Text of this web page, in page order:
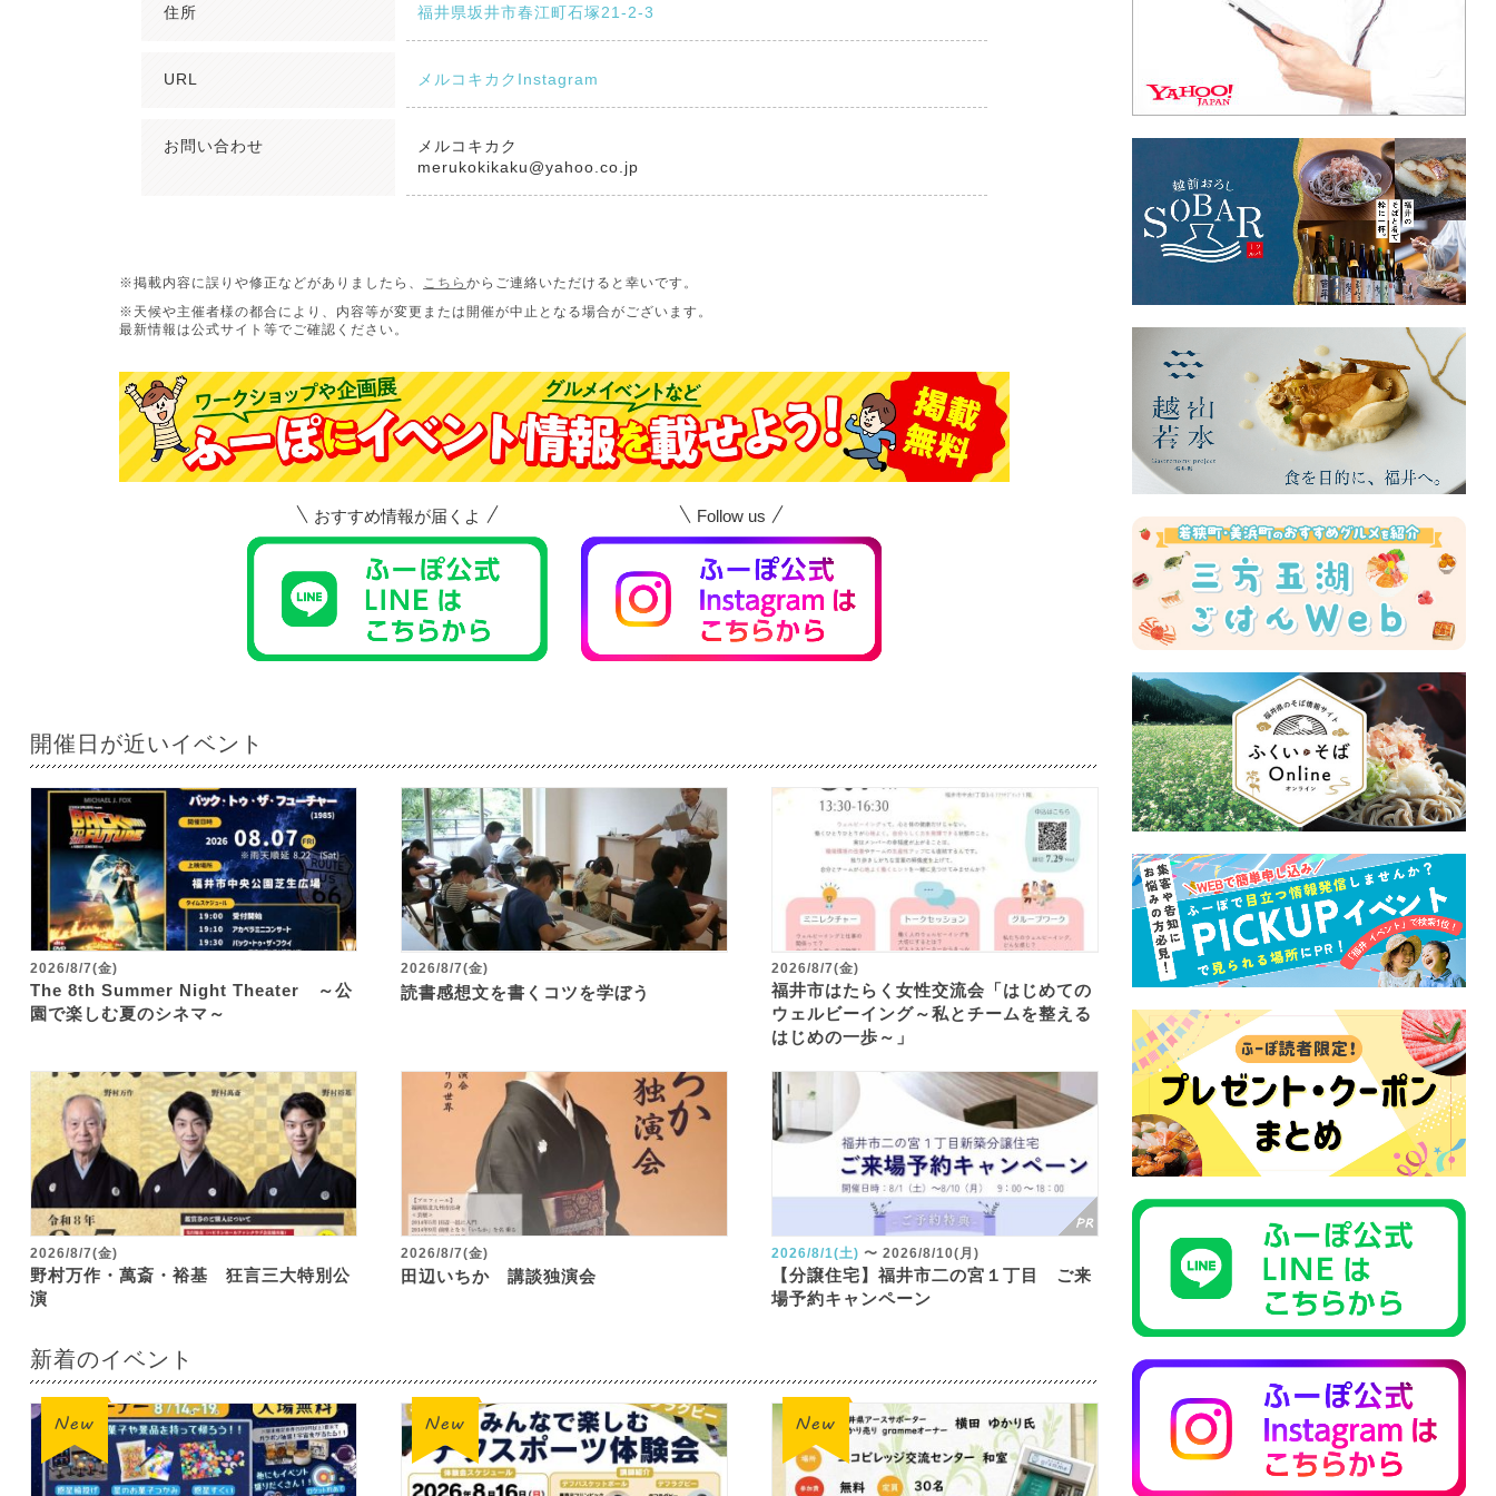
住所 福井県坂井市春江町石塚21-2-3
URL メルコキカクInstagram
お問い合わせ
メルコキカク
merukokikaku@yahoo.co.jp
※掲載内容に誤りや修正などがありましたら、 こちら からご連絡いただけると幸いです。
※天候や主催者様の都合により、内容等が変更または開催が中止となる場合がございます。
最新情報は公式サイト等でご確認ください。
おすすめ情報が届くよ Follow us
開催日が近いイベント
2026/8/7(金)
The 8th Summer Night Theater ～公
園で楽しむ夏のシネマ～
2026/8/7(金)
読書感想文を書くコツを学ぼう
2026/8/7(金)
福井市はたらく女性交流会「はじめての
ウェルビーイング～私とチームを整える
はじめの一歩～」
2026/8/7(金)
野村万作・萬斎・裕基 狂言三大特別公
演
2026/8/7(金)
田辺いちか 講談独演会
2026/8/1(土) 〜 2026/8/10(月)
【分譲住宅】福井市二の宮１丁目 ご来
場予約キャンペーン
新着のイベント